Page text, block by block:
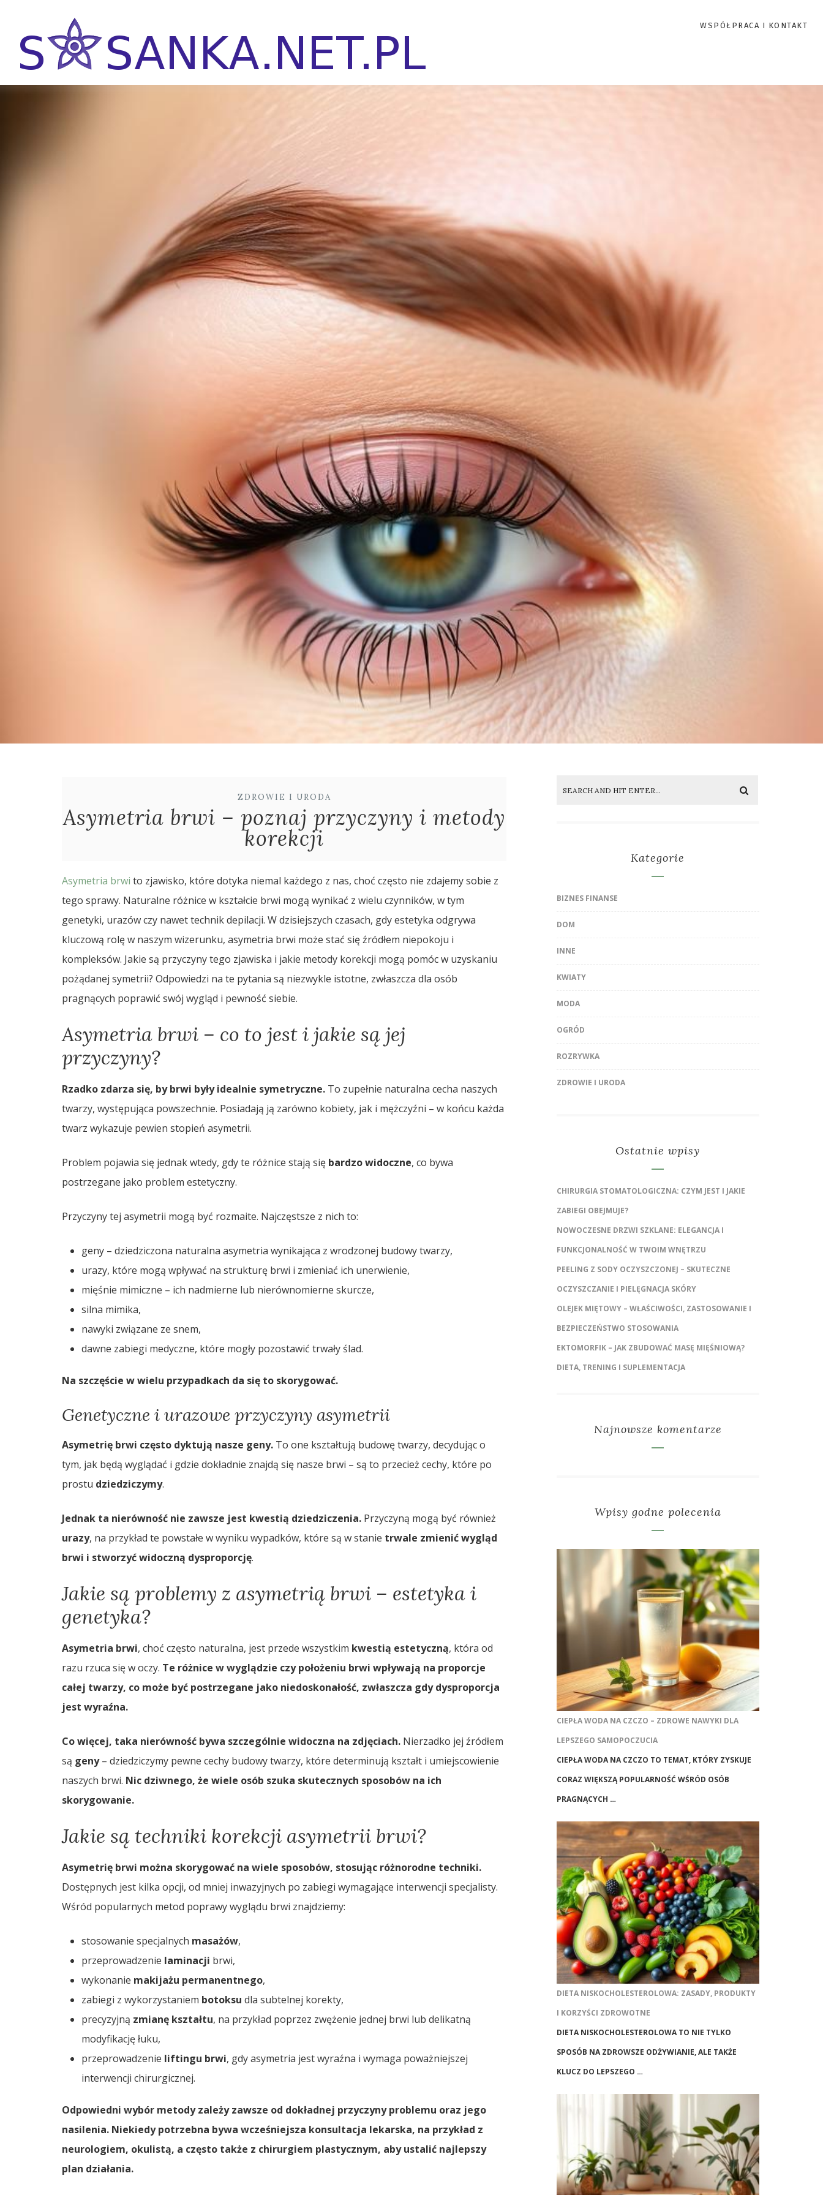
WSPÓŁPRACA I KONTAKT
ZDROWIE I URODA
Asymetria brwi – poznaj przyczyny i metody
korekcji
Asymetria brwi to zjawisko, które dotyka niemal każdego z nas, choć często nie zdajemy sobie z
tego sprawy. Naturalne różnice w kształcie brwi mogą wynikać z wielu czynników, w tym
genetyki, urazów czy nawet technik depilacji. W dzisiejszych czasach, gdy estetyka odgrywa
kluczową rolę w naszym wizerunku, asymetria brwi może stać się źródłem niepokoju i
kompleksów. Jakie są przyczyny tego zjawiska i jakie metody korekcji mogą pomóc w uzyskaniu
pożądanej symetrii? Odpowiedzi na te pytania są niezwykle istotne, zwłaszcza dla osób
pragnących poprawić swój wygląd i pewność siebie.
Asymetria brwi – co to jest i jakie są jej
przyczyny?
Rzadko zdarza się, by brwi były idealnie symetryczne.To zupełnie naturalna cecha naszych
twarzy, występująca powszechnie. Posiadają ją zarówno kobiety, jak i mężczyźni – w końcu każda
twarz wykazuje pewien stopień asymetrii.
Problem pojawia się jednak wtedy, gdy te różnice stają się bardzo widoczne, co bywa
postrzegane jako problem estetyczny.
Przyczyny tej asymetrii mogą być rozmaite. Najczęstsze z nich to:
geny – dziedziczona naturalna asymetria wynikająca z wrodzonej budowy twarzy,
urazy, które mogą wpływać na strukturę brwi i zmieniać ich unerwienie,
mięśnie mimiczne – ich nadmierne lub nierównomierne skurcze,
silna mimika,
nawyki związane ze snem,
dawne zabiegi medyczne, które mogły pozostawić trwały ślad.
Na szczęście w wielu przypadkach da się to skorygować.
Genetyczne i urazowe przyczyny asymetrii
Asymetrię brwi często dyktują nasze geny.To one kształtują budowę twarzy, decydując o
tym, jak będą wyglądać i gdzie dokładnie znajdą się nasze brwi – są to przecież cechy, które po
prostu dziedziczymy.
Jednak ta nierówność nie zawsze jest kwestią dziedziczenia.Przyczyną mogą być również
urazy, na przykład te powstałe w wyniku wypadków, które są w stanie trwale zmienić wygląd
brwi i stworzyć widoczną dysproporcję.
Jakie są problemy z asymetrią brwi – estetyka i
genetyka?
Asymetria brwi, choć często naturalna, jest przede wszystkim kwestią estetyczną, która od
razu rzuca się w oczy. Te różnice w wyglądzie czy położeniu brwi wpływają na proporcje
całej twarzy, co może być postrzegane jako niedoskonałość, zwłaszcza gdy dysproporcja
jest wyraźna.
Co więcej, taka nierówność bywa szczególnie widoczna na zdjęciach.Nierzadko jej źródłem
są geny– dziedziczymy pewne cechy budowy twarzy, które determinują kształt i umiejscowienie
naszych brwi. Nic dziwnego, że wiele osób szuka skutecznych sposobów na ich
skorygowanie.
Jakie są techniki korekcji asymetrii brwi?
Asymetrię brwi można skorygować na wiele sposobów, stosując różnorodne techniki.
Dostępnych jest kilka opcji, od mniej inwazyjnych po zabiegi wymagające interwencji specjalisty.
Wśród popularnych metod poprawy wyglądu brwi znajdziemy:
stosowanie specjalnych masażów,
przeprowadzenie laminacji brwi,
wykonanie makijażu permanentnego,
zabiegi z wykorzystaniem botoksu dla subtelnej korekty,
precyzyjną zmianę kształtu, na przykład poprzez zwężenie jednej brwi lub delikatną
modyfikację łuku,
przeprowadzenie liftingu brwi, gdy asymetria jest wyraźna i wymaga poważniejszej
interwencji chirurgicznej.
Odpowiedni wybór metody zależy zawsze od dokładnej przyczyny problemu oraz jego
nasilenia. Niekiedy potrzebna bywa wcześniejsza konsultacja lekarska, na przykład z
neurologiem, okulistą, a często także z chirurgiem plastycznym, aby ustalić najlepszy
plan działania.
Kategorie
BIZNES FINANSE
DOM
INNE
KWIATY
MODA
OGRÓD
ROZRYWKA
ZDROWIE I URODA
Ostatnie wpisy
CHIRURGIA STOMATOLOGICZNA: CZYM JEST I JAKIE
ZABIEGI OBEJMUJE?
NOWOCZESNE DRZWI SZKLANE: ELEGANCJA I
FUNKCJONALNOŚĆ W TWOIM WNĘTRZU
PEELING Z SODY OCZYSZCZONEJ – SKUTECZNE
OCZYSZCZANIE I PIELĘGNACJA SKÓRY
OLEJEK MIĘTOWY – WŁAŚCIWOŚCI, ZASTOSOWANIE I
BEZPIECZEŃSTWO STOSOWANIA
EKTOMORFIK – JAK ZBUDOWAĆ MASĘ MIĘŚNIOWĄ?
DIETA, TRENING I SUPLEMENTACJA
Najnowsze komentarze
Wpisy godne polecenia
CIEPŁA WODA NA CZCZO – ZDROWE NAWYKI DLA
LEPSZEGO SAMOPOCZUCIA
CIEPŁA WODA NA CZCZO TO TEMAT, KTÓRY ZYSKUJE
CORAZ WIĘKSZĄ POPULARNOŚĆ WŚRÓD OSÓB
PRAGNĄCYCH …
DIETA NISKOCHOLESTEROLOWA: ZASADY, PRODUKTY
I KORZYŚCI ZDROWOTNE
DIETA NISKOCHOLESTEROLOWA TO NIE TYLKO
SPOSÓB NA ZDROWSZE ODŻYWIANIE, ALE TAKŻE
KLUCZ DO LEPSZEGO …